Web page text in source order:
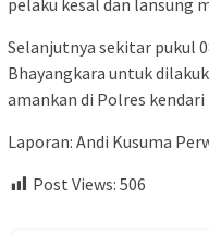
pelaku kesal dan lansung
Selanjutnya sekitar pukul
Bhayangkara untuk
amankan di Polres kendari
Laporan: Andi Kusuma
Post Views: 506